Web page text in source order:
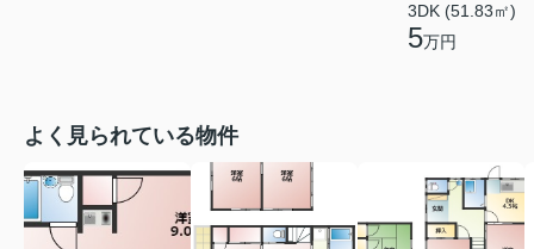
3DK (51.83㎡)
5万円
よく見られている物件